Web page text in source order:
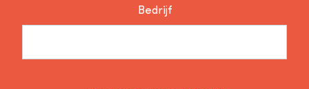
Bedrijf